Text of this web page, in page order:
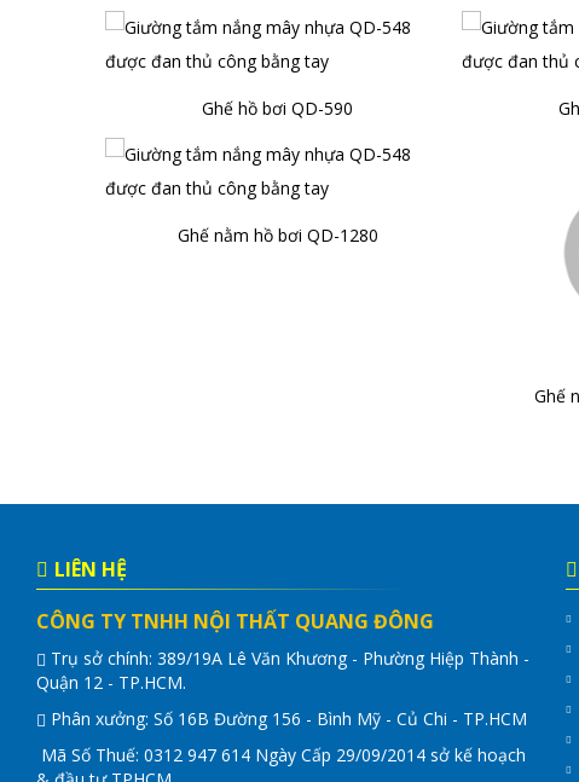
Ghế hồ bơi QD-590
Ghế nằm hồ bơi QD-1280
Ghế
LIÊN HỆ
CÔNG TY TNHH NỘI THẤT QUANG ĐÔNG
Trụ sở chính: 389/19A Lê Văn Khương - Phường Hiệp Thành -
Quận 12 - TP.HCM.
Phân xưởng: Số 16B Đường 156 - Bình Mỹ - Củ Chi - TP.HCM
Mã Số Thuế: 0312 947 614 Ngày Cấp 29/09/2014 sở kế hoạch